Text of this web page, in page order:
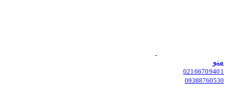
منو
02166709401
09388760530